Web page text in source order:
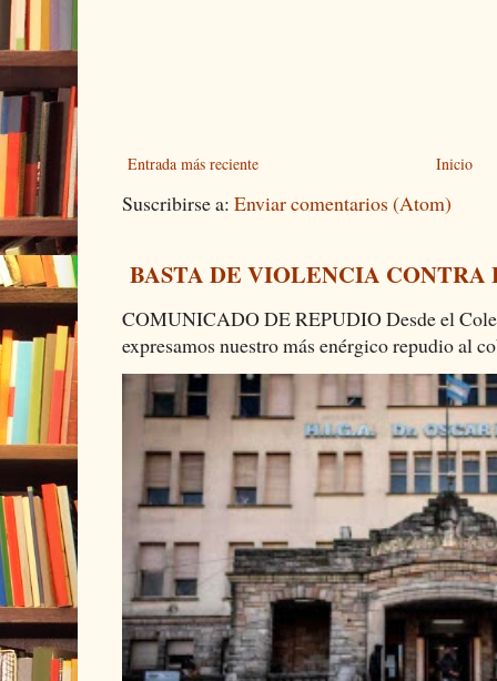
Entrada más reciente Inicio
Suscribirse a: Enviar comentarios (Atom)
BASTA DE VIOLENCIA
COMUNICADO DE REPUDIO Desde el
expresamos nuestro más enérgico repudio al